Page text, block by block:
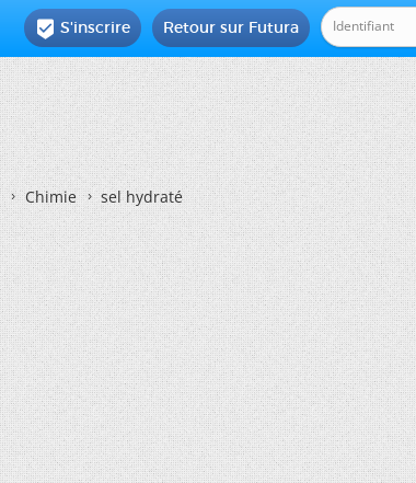
Retour sur Futura
 S'inscrire
Chimie sel hydraté